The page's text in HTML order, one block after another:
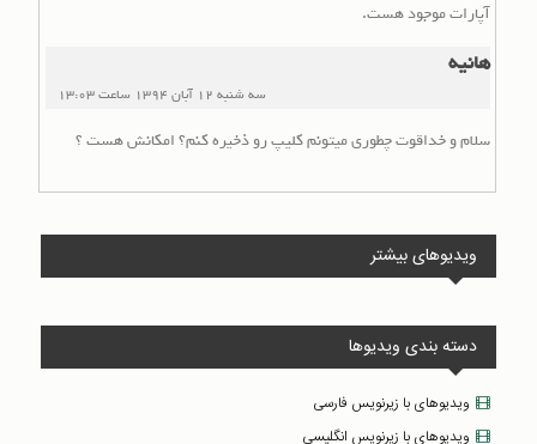
آپارات موجود هست.
هانیه
سه شنبه 12 آبان 1394 ساعت13:03
سلام و خداقوت چطوری میتونم کلیپ رو ذخیره کنم؟ امکانش هست ؟
ویدیوهای بیشتر
دسته بندی ویدیوها
ویدیوهای با زیرنویس فارسی
ویدیوهای با زیرنویس انگلیسی